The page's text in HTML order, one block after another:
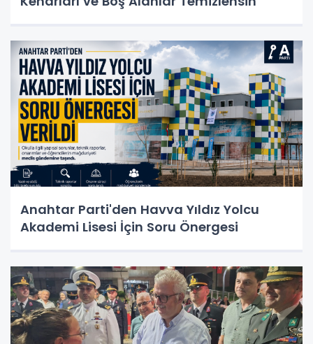
Anahtar Parti'den Havva Yıldız Yolcu
Akademi Lisesi İçin Soru Önergesi